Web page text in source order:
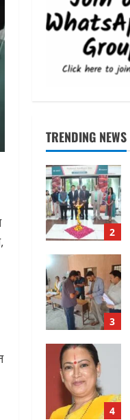
TRENDING NEWS
1
2
3
4
5